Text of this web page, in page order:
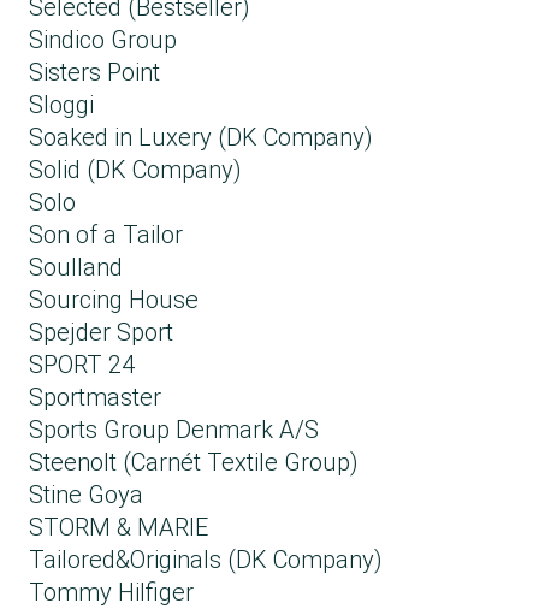
Selected (Bestseller)
Sindico Group
Sisters Point
Sloggi
Soaked in Luxery (DK Company)
Solid (DK Company)
Solo
Son of a Tailor
Soulland
Sourcing House
Spejder Sport
SPORT 24
Sportmaster
Sports Group Denmark A/S
Steenolt (Carnét Textile Group​)
Stine Goya
STORM & MARIE
Tailored&Originals (DK Company)
Tommy Hilfiger